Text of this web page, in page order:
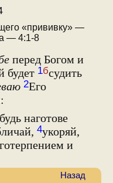
«прививку» —
— 4:1-8
перед Богом и
будет 1бсудить
2Его
будь наготове
4укоряй,
и
Назад